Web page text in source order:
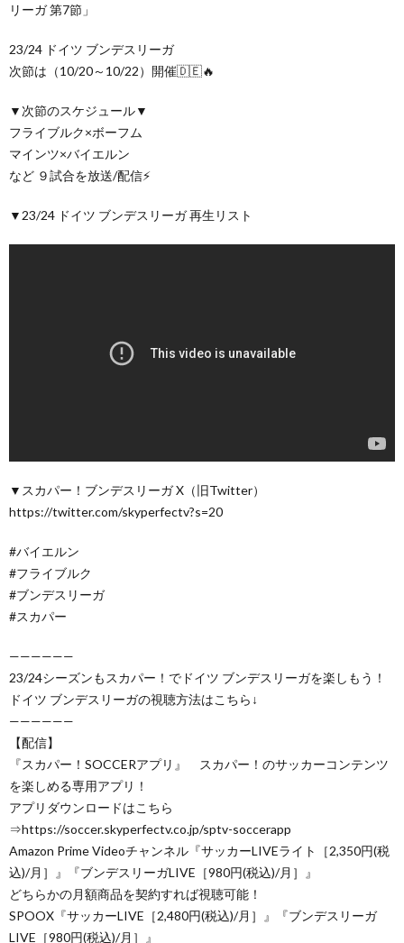
リーガ 第7節」
23/24 ドイツ ブンデスリーガ
次節は（10/20～10/22）開催🇩🇪🔥
▼次節のスケジュール▼
フライブルク×ボーフム
マインツ×バイエルン
など ９試合を放送/配信⚡
▼23/24 ドイツ ブンデスリーガ 再生リスト
▼スカパー！ブンデスリーガ X（旧Twitter）
https://twitter.com/skyperfectv?s=20
#バイエルン
#フライブルク
#ブンデスリーガ
#スカパー
——————
23/24シーズンもスカパー！でドイツ ブンデスリーガを楽しもう！
ドイツ ブンデスリーガの視聴方法はこちら↓
——————
【配信】
『スカパー！SOCCERアプリ』 スカパー！のサッカーコンテンツ
を楽しめる専用アプリ！
アプリダウンロードはこちら
⇒https://soccer.skyperfectv.co.jp/sptv-soccerapp
Amazon Prime Videoチャンネル『サッカーLIVEライト［2,350円(税
込)/月］』『ブンデスリーガLIVE［980円(税込)/月］』
どちらかの月額商品を契約すれば視聴可能！
SPOOX『サッカーLIVE［2,480円(税込)/月］』『ブンデスリーガ
LIVE［980円(税込)/月］』